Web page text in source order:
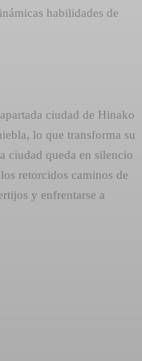
habilidades de
ciudad de Hinako
lo que transforma su
ciudad queda en silencio
retorcidos caminos de
y enfrentarse a